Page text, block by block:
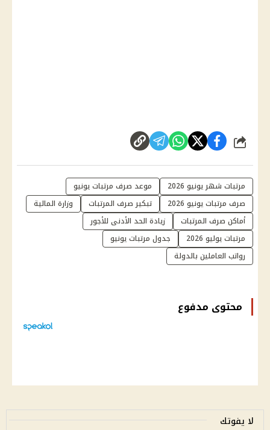
شارك
مرتبات شهر يونيو 2026
موعد صرف مرتبات يونيو
صرف مرتبات يونيو 2026
تبكير صرف المرتبات
وزارة المالية
أماكن صرف المرتبات
زيادة الحد الأدنى للأجور
مرتبات يوليو 2026
جدول مرتبات يونيو
رواتب العاملين بالدولة
محتوى مدفوع
لا يفوتك